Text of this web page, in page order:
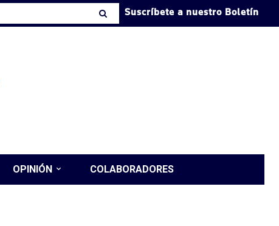
Suscríbete a nuestro Boletín
OPINIÓN COLABORADORES